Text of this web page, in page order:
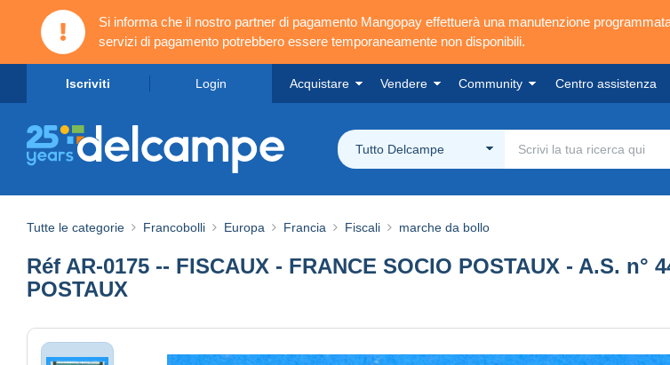
Si informa che il nostro partner di pagamento Mangopay effettuerà una manutenzione
servizi di pagamento potrebbero essere temporaneamente non disponibili.
Iscriviti Login Acquistare Vendere Community Centro assistenza
Tutto Delcampe
Tutte le categorie Francobolli Europa Francia Fiscali marche da bollo
Réf AR-0175 -- FISCAUX - FRANCE SOCIO POSTAUX - A.S.
POSTAUX